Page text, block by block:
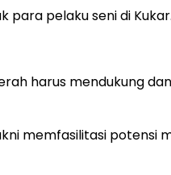
para pelaku seni di Kukar.
harus mendukung
memfasilitasi potensi